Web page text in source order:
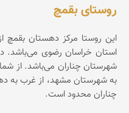
روستای بقمچ
این روستا مرکز دهستان
شهرستان چناران می‌باشد. از
به شهرستان مشهد، از غرب به
چناران محدود است.